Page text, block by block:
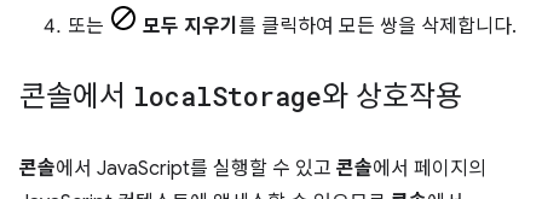
또는 모두 지우기 를 클릭하여 모든 쌍을 삭제합니다.
콘솔에서 localStorage와 상호작용
콘솔에서 JavaScript를 실행할 수 있고 콘솔에서 페이지의